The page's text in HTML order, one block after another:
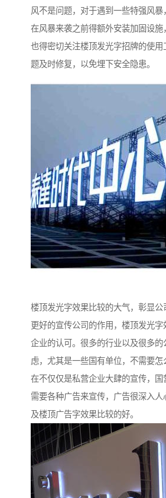
风不是问题，对于遇到一些特强风暴
在风暴来袭之前得额外安装加固设施
也得密切关注楼顶发光字招牌的使用
题及时修复，以免埋下安全隐患。
楼顶发光字效果比较的大气，彰显公
更好的宣传公司的作用，楼顶发光
企业的认可。很多的行业以及很多的
虑，尤其是一些国有单位，不需要
在不仅仅是私营企业大肆的宣传，国
需要各种广告来宣传，广告很深入
及楼顶广告字效果比较的好。